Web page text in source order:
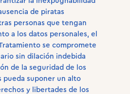
de piratas
personas que tengan
a los datos personales, el
se compromete
sin dilación indebida
de la seguridad de los
pueda suponer un alto
y libertades de los